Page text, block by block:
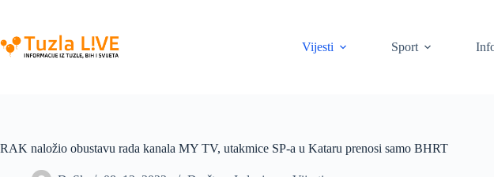
content
Vijesti
Sport
RAK naložio obustavu rada kanala MY TV, utakmice SP-a u Kataru prenosi samo BHRT